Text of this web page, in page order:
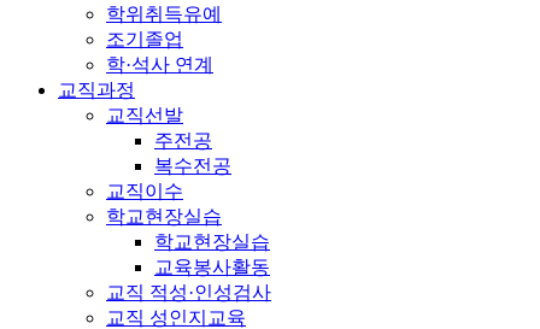
학위취득유예
조기졸업
학·석사 연계
교직과정
교직선발
주전공
복수전공
교직이수
학교현장실습
학교현장실습
교육봉사활동
교직 적성·인성검사
교직 성인지교육